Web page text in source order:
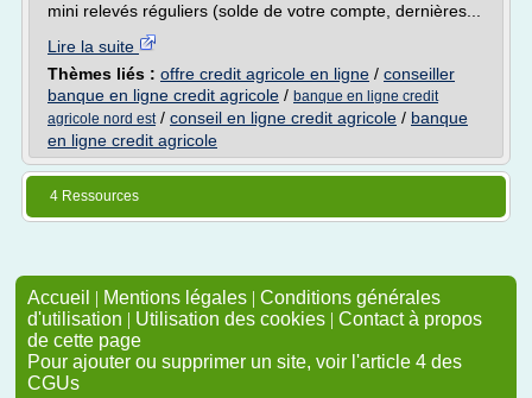
mini relevés réguliers (solde de votre compte, dernières...
Lire la suite
Thèmes liés : offre credit agricole en ligne / conseiller
banque en ligne credit agricole / banque en ligne credit
agricole nord est/ conseil en ligne credit agricole / banque
en ligne credit agricole
4 Ressources
Accueil | Mentions légales | Conditions générales
d'utilisation | Utilisation des cookies | Contact à propos
de cette page
Pour ajouter ou supprimer un site, voir l'article 4 des
CGUs